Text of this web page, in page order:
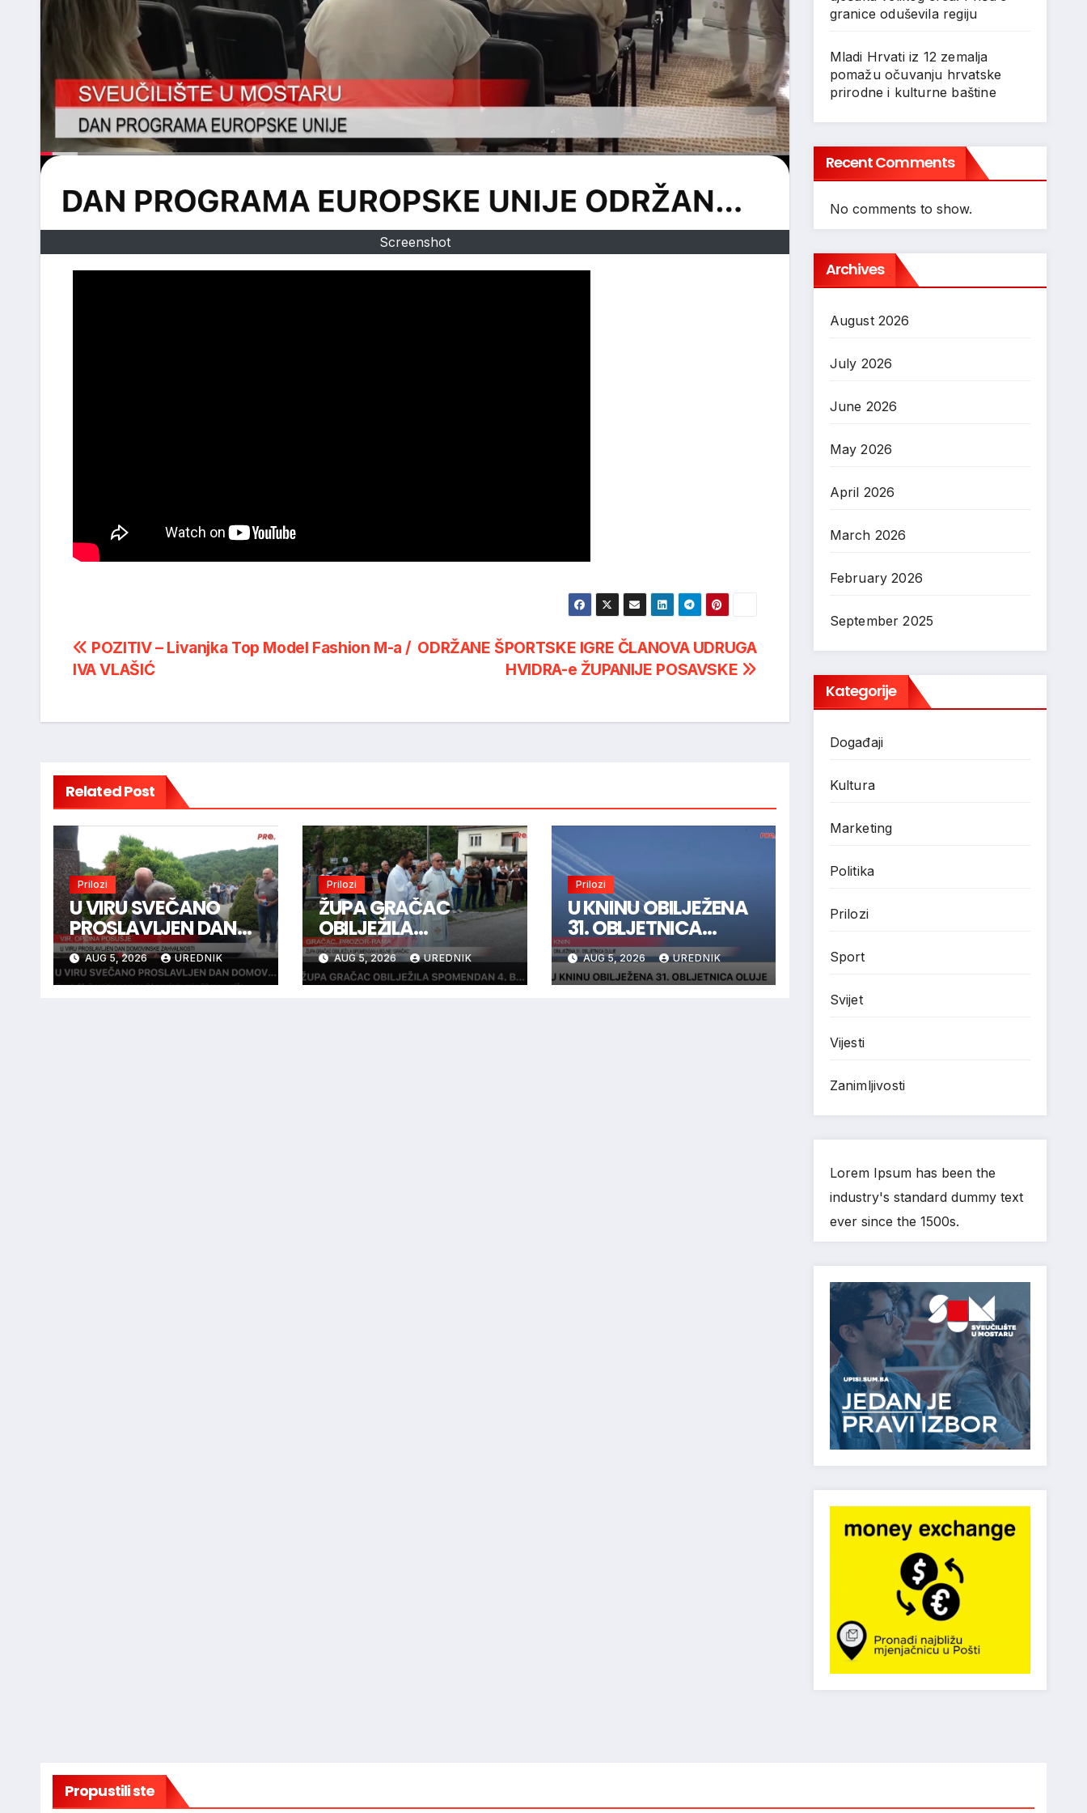
Screenshot
Post
navigation
ODRŽANE ŠPORTSKE IGRE ČLANOVA UDRUGA
HVIDRA-e ŽUPANIJE POSAVSKE
POZITIV – Livanjka Top Model Fashion M-a /
IVA VLAŠIĆ
Related Post
Prilozi
U VIRU SVEČANO
PROSLAVLJEN DAN
DOMOVINSKE
ZAHVALNOSTI
AUG 5, 2026 UREDNIK
Prilozi
ŽUPA GRAČAC
OBILJEŽILA
SPOMENDAN 4.
BOJNE “GRAČAC”
AUG 5, 2026 UREDNIK
Prilozi
U KNINU OBILJEŽENA
31. OBLJETNICA
OLUJE
AUG 5, 2026 UREDNIK
granice oduševila regiju
Mladi Hrvati iz 12 zemalja
pomažu očuvanju hrvatske
prirodne i kulturne baštine
Recent Comments
No comments to show.
Archives
August 2026
July 2026
June 2026
May 2026
April 2026
March 2026
February 2026
September 2025
Kategorije
Događaji
Kultura
Marketing
Politika
Prilozi
Sport
Svijet
Vijesti
Zanimljivosti
Lorem Ipsum has been the
industry's standard dummy text
ever since the 1500s.
Propustili ste